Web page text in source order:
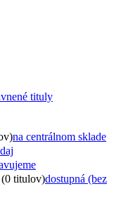
tituly
na centrálnom sklade
(0 titulov)dostupná (bez